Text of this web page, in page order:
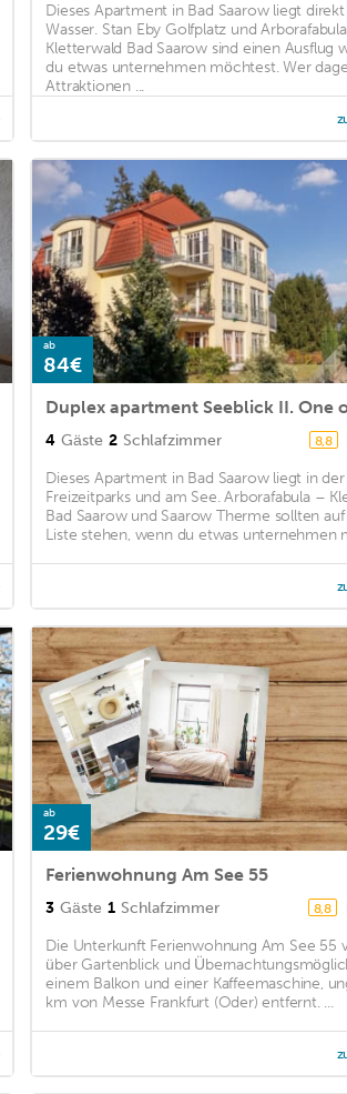
Dieses Apartment in Bad Saarow liegt
Wasser. Stan Eby Golfplatz und
Kletterwald Bad Saarow sind einen Ausflug
du etwas unternehmen möchtest. Wer
Attraktionen ...
ab
84€
4 Gäste 2 Schlafzimmer 8,8
Dieses Apartment in Bad Saarow liegt in
Freizeitparks und am See. Arborafabula –
Bad Saarow und Saarow Therme sollten
Liste stehen, wenn du etwas unternehmen
ab
29€
Ferienwohnung Am See 55
3 Gäste 1 Schlafzimmer 8,8
Die Unterkunft Ferienwohnung Am See 55
über Gartenblick und
einem Balkon und einer Kaffeemaschine,
km von Messe Frankfurt (Oder) entfernt. ...